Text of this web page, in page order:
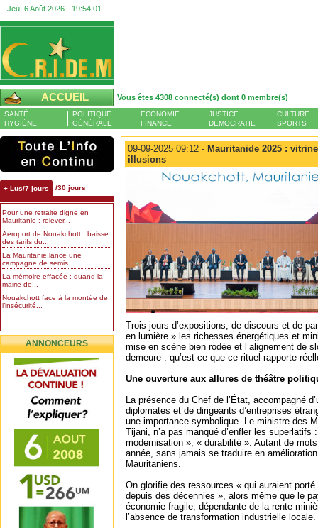
Jeu, 6 Août 2026 - 19:54:02
ACCUEIL Vous êtes 4308 connecté(s) dont 0 membre(s)
SANTÉ
HYGIÈNE
POLITIQUE
GÉNÉRALE
ECONOMIE
FINANCE
JUSTICE
DÉMOCRATIE
CULTURE
SPORTS
+ Lus/7 jours /30 jours
Pour une retraite digne en
Mauritanie : relever...
Aéroport de Nouakchott : baisse
des tarifs du...
La Mauritanie lance une
campagne de semis...
La mémoire effacée : quand la
mairie de...
Nouakchott face à la montée de
l’insécurité...
ANNONCEURS
09-09-2025 09:12 - Mauritanide 2025 :
illusions
Trois jours d’expositions, de discours et de
en lumière » les richesses énergétiques et
mise en scène bien rodée et l’alignement de
demeure : qu’est-ce que ce rituel rapporte
Une ouverture aux allures de théâtre
La présence du Chef de l’État, accompagné
diplomates et de dirigeants d’entreprises
une importance symbolique. Le ministre des
Tijani, n’a pas manqué d’enfler les
modernisation », « durabilité ». Autant de
année, sans jamais se traduire en
Mauritaniens.
On glorifie des ressources « qui auraient
depuis des décennies », alors même que le
économie fragile, dépendante de la rente
l’absence de transformation industrielle locale.